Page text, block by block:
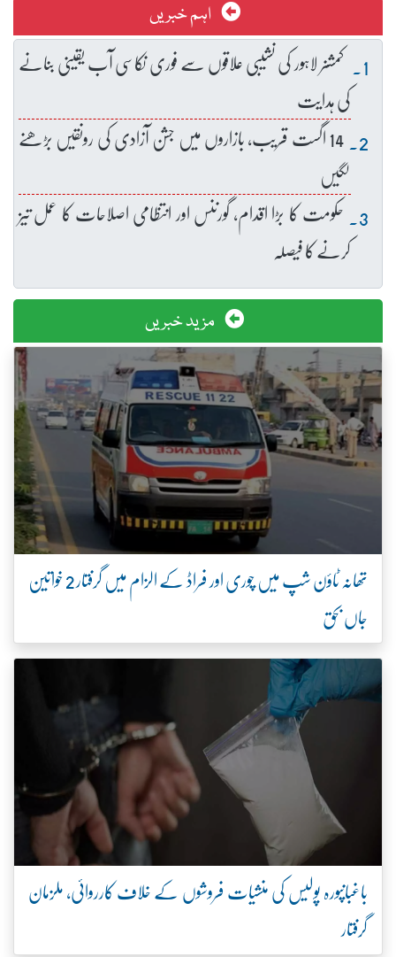
اہم خبریں
کمشنر لاہور کی نشیبی علاقوں سے فوری نکاسی آب یقینی بنانے
کی ہدایت
14 اگست قریب، بازاروں میں جشن آزادی کی رونقیں بڑھنے
لگیں
حکومت کا بڑا اقدام، گورننس اور انتظامی اصلاحات کا عمل تیز
کرنے کا فیصلہ
مزید خبریں
تھانہ ٹاؤن شپ میں چوری اور فراڈ کے الزام میں گرفتار 2 خواتین
جاں بحق
باغبانپورہ پولیس کی منشیات فروشوں کے خلاف کارروائی، ملزمان
گرفتار